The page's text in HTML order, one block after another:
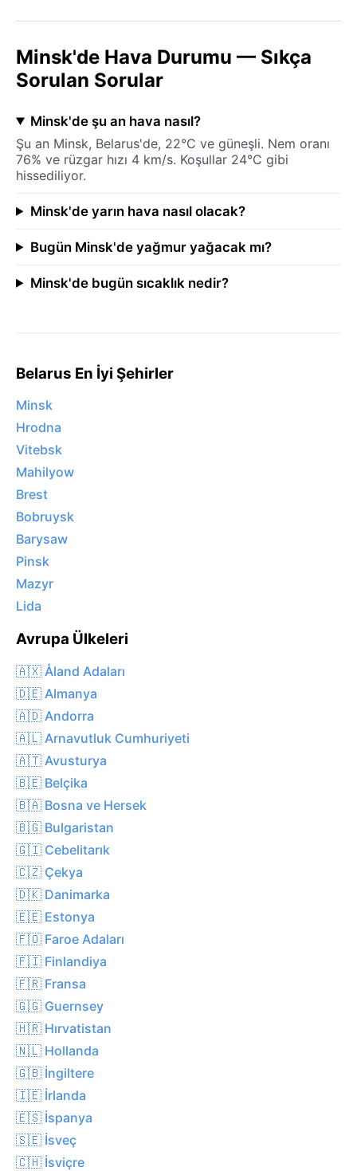
Minsk'de Hava Durumu — Sıkça
Sorulan Sorular
Minsk'de şu an hava nasıl?
Şu an Minsk, Belarus'de, 22°C ve güneşli. Nem oranı
76% ve rüzgar hızı 4 km/s. Koşullar 24°C gibi
hissediliyor.
Minsk'de yarın hava nasıl olacak?
Bugün Minsk'de yağmur yağacak mı?
Minsk'de bugün sıcaklık nedir?
Belarus En İyi Şehirler
Minsk
Hrodna
Vitebsk
Mahilyow
Brest
Bobruysk
Barysaw
Pinsk
Mazyr
Lida
Avrupa Ülkeleri
🇦🇽 Åland Adaları
🇩🇪 Almanya
🇦🇩 Andorra
🇦🇱 Arnavutluk Cumhuriyeti
🇦🇹 Avusturya
🇧🇪 Belçika
🇧🇦 Bosna ve Hersek
🇧🇬 Bulgaristan
🇬🇮 Cebelitarık
🇨🇿 Çekya
🇩🇰 Danimarka
🇪🇪 Estonya
🇫🇴 Faroe Adaları
🇫🇮 Finlandiya
🇫🇷 Fransa
🇬🇬 Guernsey
🇭🇷 Hırvatistan
🇳🇱 Hollanda
🇬🇧 İngiltere
🇮🇪 İrlanda
🇪🇸 İspanya
🇸🇪 İsveç
🇨🇭 İsviçre